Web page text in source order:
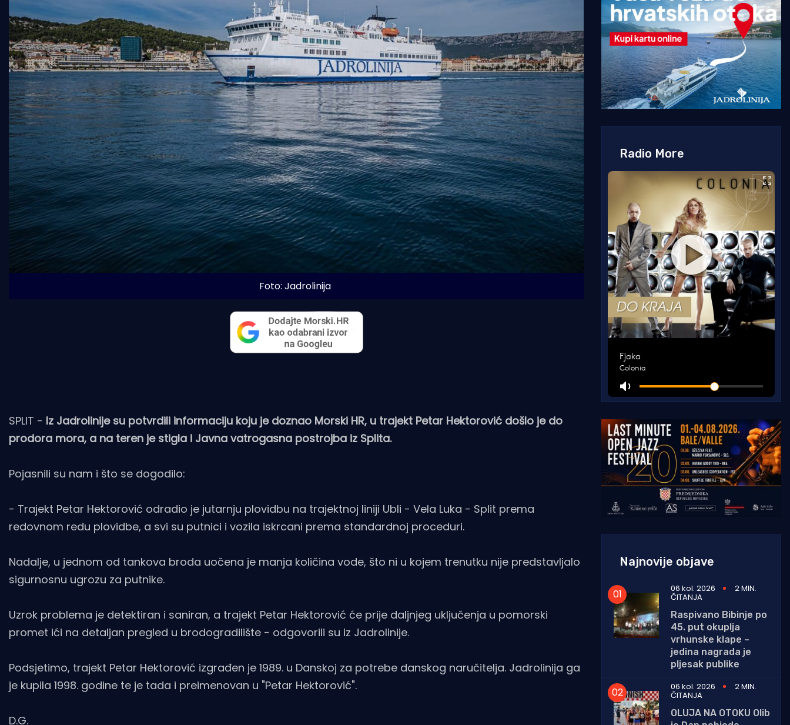
Foto: Jadrolinija
SPLIT - Iz Jadrolinije su potvrdili informaciju koju je doznao Morski HR, u trajekt Petar Hektorović došlo je do
prodora mora, a na teren je stigla i Javna vatrogasna postrojba iz Splita.
Pojasnili su nam i što se dogodilo:
- Trajekt Petar Hektorović odradio je jutarnju plovidbu na trajektnoj liniji Ubli - Vela Luka - Split prema
redovnom redu plovidbe, a svi su putnici i vozila iskrcani prema standardnoj proceduri.
Nadalje, u jednom od tankova broda uočena je manja količina vode, što ni u kojem trenutku nije predstavljalo
sigurnosnu ugrozu za putnike.
Uzrok problema je detektiran i saniran, a trajekt Petar Hektorović će prije daljnjeg uključenja u pomorski
promet ići na detaljan pregled u brodogradilište - odgovorili su iz Jadrolinije.
Podsjetimo, trajekt Petar Hektorović izgrađen je 1989. u Danskoj za potrebe danskog naručitelja. Jadrolinija ga
je kupila 1998. godine te je tada i preimenovan u "Petar Hektorović".
D.G.
Radio More
Najnovije objave
06 kol. 2026 2 MIN.
ČITANJA
Raspivano Bibinje po
45. put okuplja
vrhunske klape –
jedina nagrada je
pljesak publike
06 kol. 2026
2 MIN.
ČITANJA
OLUJA NA OTOKU Olib